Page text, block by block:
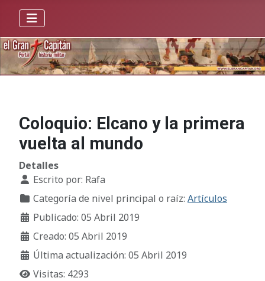
Coloquio: Elcano y la primera
vuelta al mundo
Detalles
Escrito por: Rafa
Categoría de nivel principal o raíz: Artículos
Publicado: 05 Abril 2019
Creado: 05 Abril 2019
Última actualización: 05 Abril 2019
Visitas: 4293